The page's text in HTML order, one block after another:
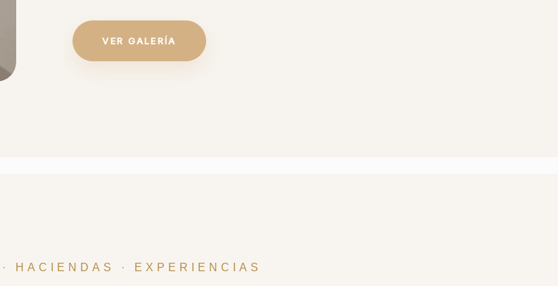
VER GALERÍA
HACIENDAS · EXPERIENCIAS